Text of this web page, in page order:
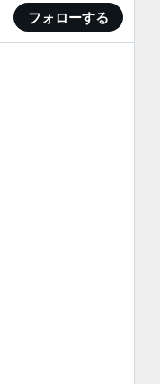
フォローする